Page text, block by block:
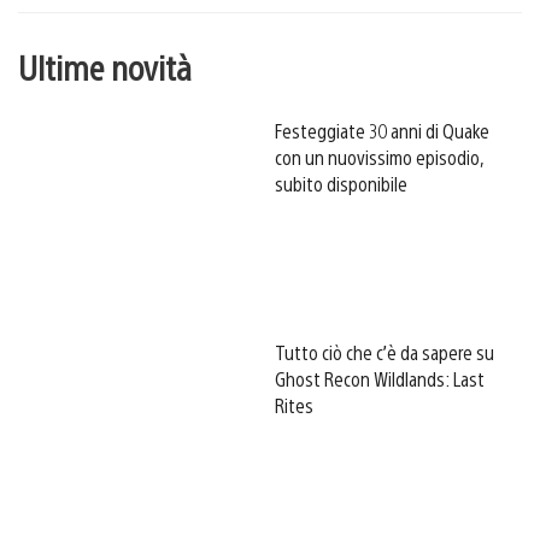
Ultime novità
Festeggiate 30 anni di Quake
con un nuovissimo episodio,
subito disponibile
Tutto ciò che c’è da sapere su
Ghost Recon Wildlands: Last
Rites